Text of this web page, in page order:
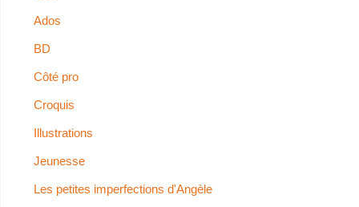
Ados
BD
Côté pro
Croquis
Illustrations
Jeunesse
Les petites imperfections d'Angèle